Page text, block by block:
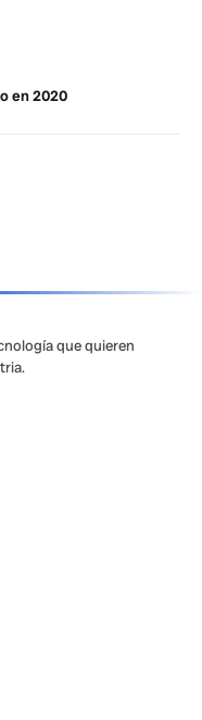
en 2020
que quieren